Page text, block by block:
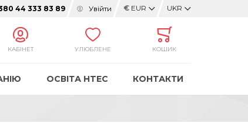
44 333 83 89 Увійти € EUR UKR
КАБІНЕТ УЛЮБЛЕНЕ КОШИК
ОСВІТА HTEC КОНТАКТИ